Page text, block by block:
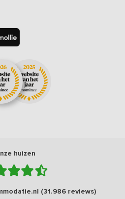
huizen
(31.986 reviews)